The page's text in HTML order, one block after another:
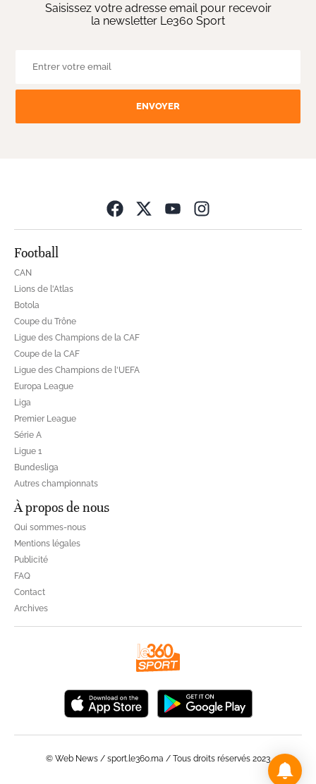
Saisissez votre adresse email pour recevoir
la newsletter Le360 Sport
ENVOYER
Football
CAN
Lions de l'Atlas
Botola
Coupe du Trône
Ligue des Champions de la CAF
Coupe de la CAF
Ligue des Champions de l'UEFA
Europa League
Liga
Premier League
Série A
Ligue 1
Bundesliga
Autres championnats
À propos de nous
Qui sommes-nous
Mentions légales
Publicité
FAQ
Contact
Archives
© Web News / sport.le360.ma / Tous droits réservés 2023